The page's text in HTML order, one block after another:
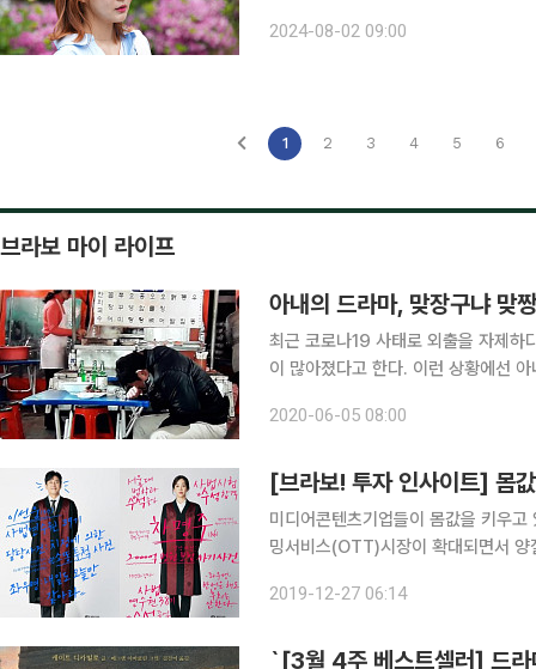
다. 미호와 일영의 로맨틱 스토리는
2024-08-02 09:00
1 2 3 4 5 6
브라보 마이 라이프
아내의 드라마, 맞장구냐 맞
최근 코로나19 사태로 외출을 자제하
이 많아졌다고 한다. 이런 상황에선
호하다. “저 탤런트는 누구냐?”, “ 왜
2020-06-05 08:00
[브라보! 투자 인사이트] 몸
미디어콘텐츠기업들이 몸값을 키우
밍서비스(OTT)시장이 확대되면서
업이 넷플리스와 손을 잡으며 공격적
2019-12-27 06:14